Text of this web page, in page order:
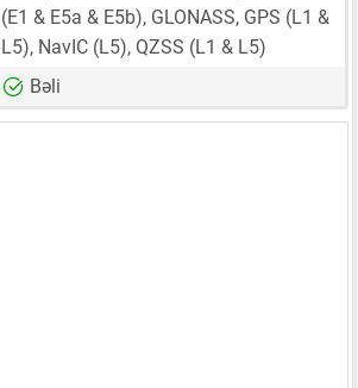
(E1 & E5a & E5b), GLONASS, GPS (L1 &
L5), NavIC (L5), QZSS (L1 & L5)
Bəli